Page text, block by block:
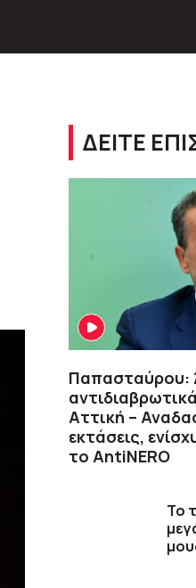
ΔΕΙΤΕ
Παπασταύρου:
Αττική –
εκτάσεις,
το AntiNERO
Το